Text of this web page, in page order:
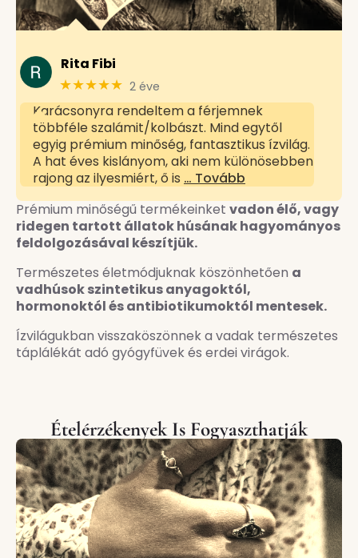
Rita Fibi
★★★★★ 2 éve
Karácsonyra rendeltem a férjemnek
többféle szalámit/kolbászt. Mind egytől
egyig prémium minőség, fantasztikus ízvilág.
A hat éves kislányom, aki nem különösebben
rajong az ilyesmiért, ő is … Tovább
Prémium minőségű termékeinket vadon élő, vagy
ridegen tartott állatok húsának hagyományos
feldolgozásával készítjük.
Természetes életmódjuknak köszönhetően a
vadhúsok szintetikus anyagoktól,
hormonoktól és antibiotikumoktól mentesek.
Ízvilágukban visszaköszönnek a vadak természetes
táplálékát adó gyógyfüvek és erdei virágok.
Ételérzékenyek Is Fogyaszthatják